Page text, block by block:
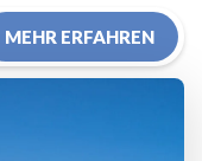
MEHR ERFAHREN